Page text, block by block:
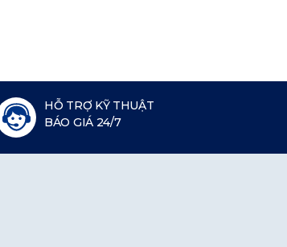
HỖ TRỢ KỸ THUẬT
BÁO GIÁ 24/7